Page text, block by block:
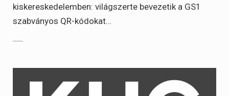
kiskereskedelemben: világszerte bevezetik a GS1
szabványos QR-kódokat…